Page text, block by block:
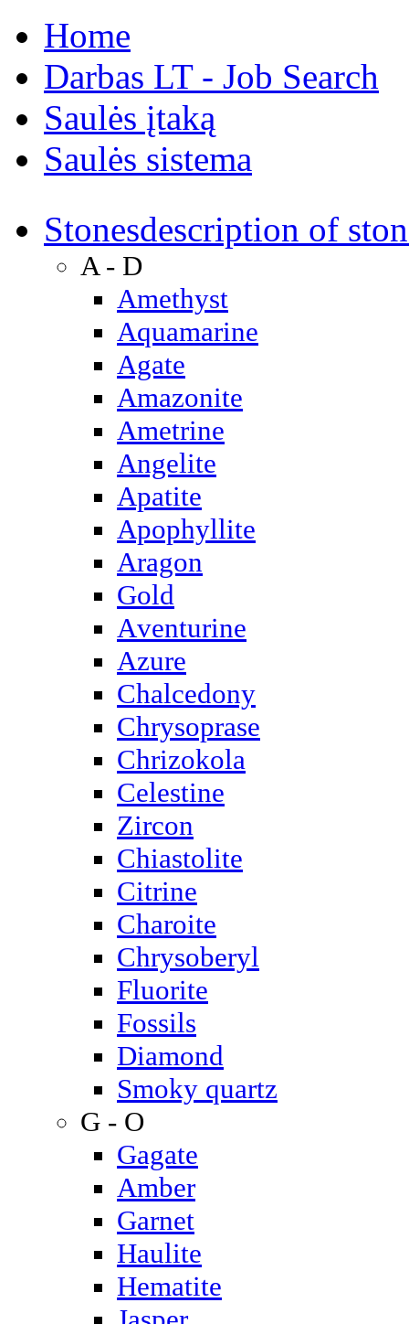
Home
Darbas LT - Job Search
Saulės įtaką
Saulės sistema
Stonesdescription of
A - D
Amethyst
Aquamarine
Agate
Amazonite
Ametrine
Angelite
Apatite
Apophyllite
Aragon
Gold
Аventurine
Azure
Chalcedony
Chrysoprase
Chrizokola
Celestine
Zircon
Chiastolite
Citrine
Charoite
Chrysoberyl
Fluorite
Fossils
Diamond
Smoky quartz
G - O
Gagate
Amber
Garnet
Haulite
Hematite